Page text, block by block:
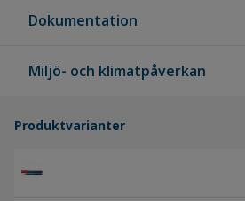
Dokumentation
Miljö- och klimatpåverkan
Produktvarianter